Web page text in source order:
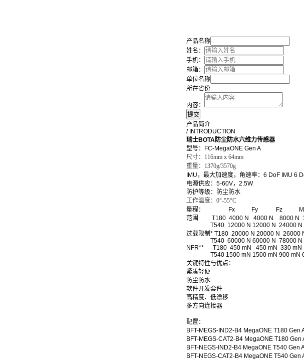
产品名称
姓名：
手机：
邮箱：
单位名称
所在省份
内容：
产品简介
/ INTRODUCTION
瑞士BOTA防尘防水六维力传感器
型号：FC-MegaONE Gen A
尺寸：116mm x 64mm
重量：1370g/3570g
IMU，最大加速度，角速率：6 DoF IMU 6
电源供应：5-60V，2.5W
防护等级：防尘防水
工作温度：0°-55°C
量程： Fx Fy Fz
范围 T180 4000 N 4000 N 8000 N
T540 12000 N 12000 N 24000 N
过载限制* T180 20000 N 20000 N
T540 60000 N 60000 N 78000 N
NFR** T180 450 mN 450 mN 330 mN
T540 1500 mN 1500 mN 900 mN
关键特性与优点：
紧凑轻便
防尘防水
软件开发套件
高精度、低漂移
多方向连接器
配置：
BFT-MEGS-IND2-B4 MegaONE T180 Gen
BFT-MEGS-CAT2-B4 MegaONE T180
BFT-NEGS-IND2-B4 MegaONE T540 Gen
BFT-NEGS-CAT2-B4 MegaONE T540 Gen